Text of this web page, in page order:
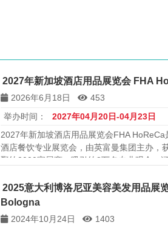
2027年新加坡酒店用品展览会 FHA
2026年6月18日
453
举办时间：
2027年04月20日-04月23日
2027年新加坡酒店用品展览会FHA HoReCa
酒店餐饮专业展览会，由英富曼集团主办，
聚约2000家展商，吸引约8万名专业观众，
要平台。
2025意大利博洛尼亚美容美发用品展
Bologna
2024年10月24日
1403